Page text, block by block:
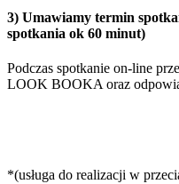
3) Umawiamy termin
spotkania ok 60 minut)
Podczas spotkanie on-line
LOOK BOOKA oraz
*(usługa do realizacji w